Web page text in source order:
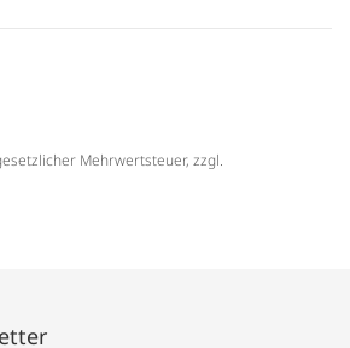
Mehrwertsteuer, zzgl.